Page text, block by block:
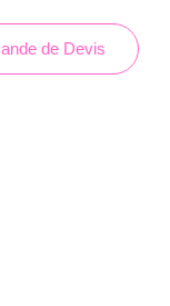
de Devis